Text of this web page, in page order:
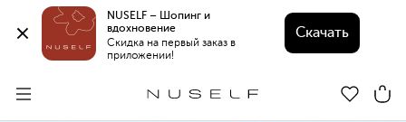
NUSELF – Шопинг и
вдохновение
Скидка на первый заказ в
приложении!
Скачать